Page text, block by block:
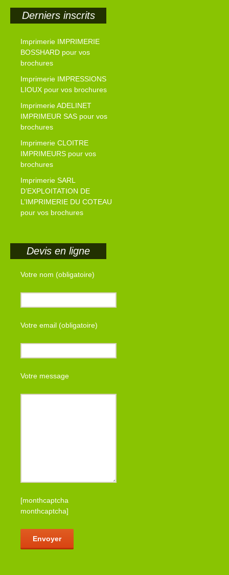
Derniers inscrits
Imprimerie IMPRIMERIE
BOSSHARD pour vos
brochures
Imprimerie IMPRESSIONS
LIOUX pour vos brochures
Imprimerie ADELINET
IMPRIMEUR SAS pour vos
brochures
Imprimerie CLOITRE
IMPRIMEURS pour vos
brochures
Imprimerie SARL
D’EXPLOITATION DE
L’IMPRIMERIE DU COTEAU
pour vos brochures
Devis en ligne
Votre nom (obligatoire)
Votre email (obligatoire)
Votre message
[monthcaptcha
monthcaptcha]